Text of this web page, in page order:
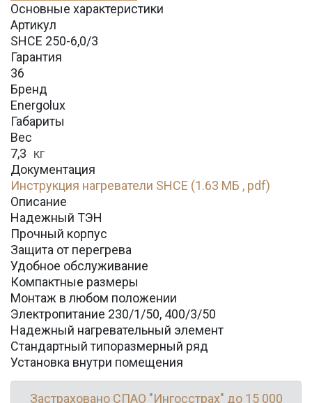
Основные характеристики
Артикул
SHCE 250-6,0/3
Гарантия
36
Бренд
Energolux
Габариты
Вес
7,3 кг
Документация
Инструкция нагреватели SHCE (1.63 МБ , pdf)
Описание
Надежный ТЭН
Прочный корпус
Защита от перегрева
Удобное обслуживание
Компактные размеры
Монтаж в любом положении
Электропитание 230/1/50, 400/3/50
Надежный нагревательный элемент
Стандартный типоразмерный ряд
Установка внутри помещения
Застраховано СПАО "Ингосстрах" до 15 000